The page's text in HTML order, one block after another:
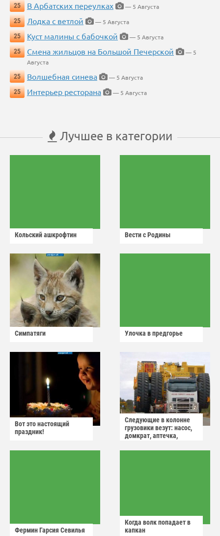
25
В Арбатских переулках
— 5 Августа
25
Лодка с ветлой
— 5 Августа
25
Куст малины с бабочкой
— 5 Августа
25
Смена жильцов на Большой Печерской
— 5
Августа
25
Волшебная синева
— 5 Августа
25
Интерьер ресторана — 5 Августа
Лучшее в категории
Кольский ашкрофтин Вести с Родины
Симпатяги Улочка в предгорье
Вот это настоящий
праздник!
Следующие в колонне
грузовики везут: насос,
домкрат, аптечка,
Фермин Гарсия Севилья
Когда волк попадает в
капкан